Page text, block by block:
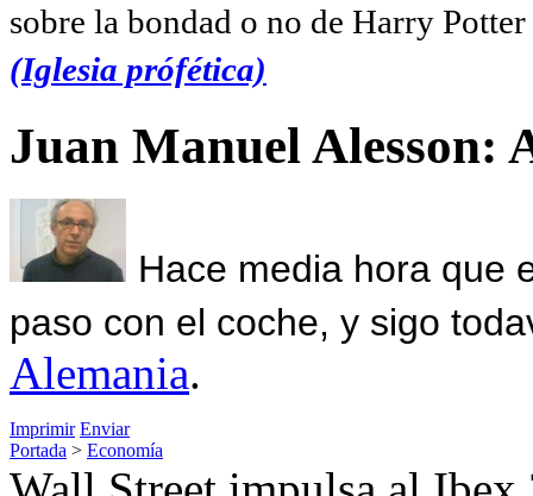
sobre la bondad o no de Harry
(Iglesia prófética)
Juan Manuel Alesson:
Hace media hora que
paso con el coche, y sigo
Alemania.
Imprimir Enviar
Portada > Economía